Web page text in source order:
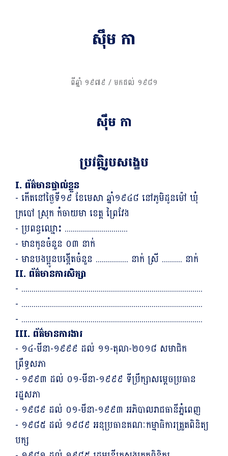
សុឹម កា
ពីឆ្នាំ ១៩៧៩ / មកដល់ ១៩៨១
ប្រវត្តិរូបសង្ខេប
I. ព័ត៌មានផ្ទាល់ខ្លួន
- កើតនៅថ្ងៃទី១៩ ខែមេសា ឆ្នាំ១៩៤៨ នៅភូមិដូនម៉ៅ ឃុំ
ក្របៅ ស្រុក កំចាយមា ខេត្ត ព្រៃវែង
- ប្រពន្ធឈ្មោះ ...............................
- មានកូនចំនួន ០៣ នាក់
- មានបងប្អូនបង្កើតចំនួន ................ នាក់ ស្រី .......... នាក់
II. ព័ត៌មានការសិក្សា
- .........................................................................................
- .........................................................................................
III. ព័ត៌មានការងារ
- ១៤-មីនា-១៩៩៩ ដល់ ១១-តុលា-២០១៨ សមាជិក
ព្រឹទ្ធសភា
- ១៩៩៣ ដល់ ០១-មីនា-១៩៩៩ ទីប្រឹក្សាសម្ដេចប្រធាន
រដ្ឋសភា
- ១៩៨៩ ដល់ ០១-មីនា-១៩៩៣ អភិបាលរាជធានីភ្នំពេញ
- ១៩៨៥ ដល់ ១៩៨៩ អនុប្រធានគណៈកម្មាធិការត្រួតពិនិត្យ
បក្ស